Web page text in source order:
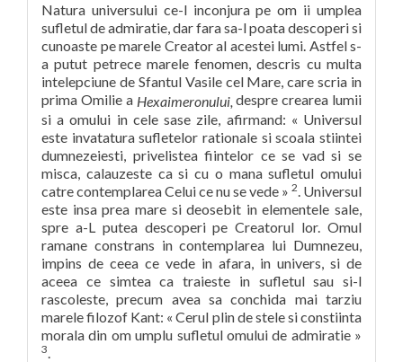
Natura universului ce-l inconjura pe om ii umplea
sufletul de admiratie, dar fara sa-l poata descoperi si
cunoaste pe marele Creator al acestei lumi. Astfel s-
a putut petrece marele fenomen, descris cu multa
intelepciune de Sfantul Vasile cel Mare, care scria in
prima Omilie a Hexaimeronului,despre crearea lumii
si a omului in cele sase zile, afirmand: « Universul
este invatatura sufletelor rationale si scoala stiintei
dumnezeiesti, privelistea fiintelor ce se vad si se
misca, calauzeste ca si cu o mana sufletul omului
catre contemplarea Celui ce nu se vede » 2. Universul
este insa prea mare si deosebit in elementele sale,
spre a-L putea descoperi pe Creatorul lor. Omul
ramane constrans in contemplarea lui Dumnezeu,
impins de ceea ce vede in afara, in univers, si de
aceea ce simtea ca traieste in sufletul sau si-l
rascoleste, precum avea sa conchida mai tarziu
marele filozof Kant: « Cerul plin de stele si constiinta
morala din om umplu sufletul omului de admiratie »
3.